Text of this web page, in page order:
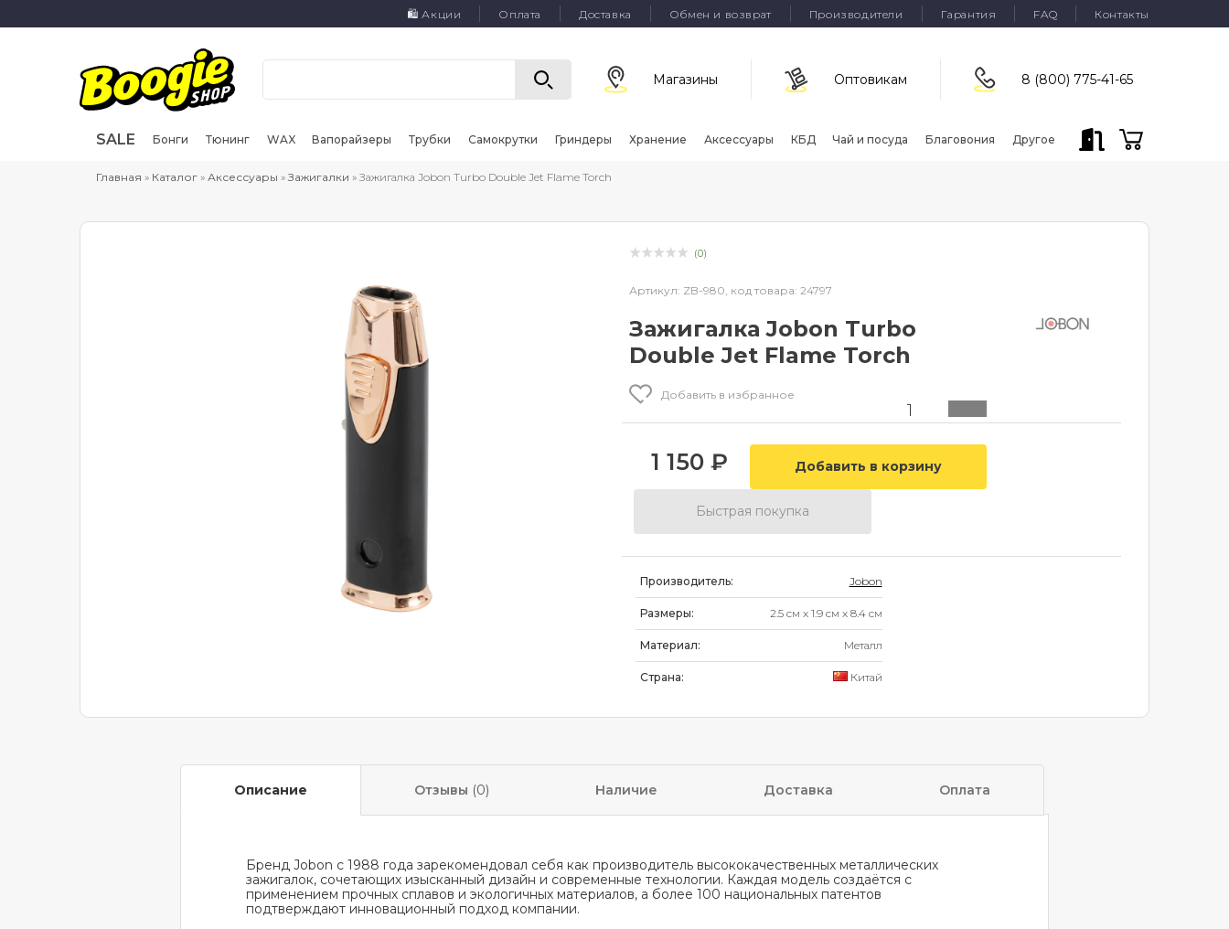
🛍 Акции Оплата Доставка Обмен и возврат Производители Гарантия FAQ Контакты
Магазины Оптовикам 8 (800) 775-41-65
SALE Бонги Тюнинг WAX Вапорайзеры Трубки Самокрутки Гриндеры Хранение Аксессуары КБД Чай и посуда Благовония Другое
Главная » Каталог » Аксессуары »Зажигалки » Зажигалка Jobon Turbo Double Jet Flame Torch
(0)
Артикул: ZB-980, код товара: 24797
Зажигалка Jobon Turbo
Double Jet Flame Torch
Добавить в избранное
1 150 ₽
Быстрая покупка
Производитель: Jobon
Размеры: 2.5 см x 1.9 см x 8.4 см
Материал: Металл
Страна: Китай
Описание Отзывы (0) Наличие Доставка Оплата
Бренд Jobon с 1988 года зарекомендовал себя как производитель высококачественных металлических
зажигалок, сочетающих изысканный дизайн и современные технологии. Каждая модель создаётся с
применением прочных сплавов и экологичных материалов, а более 100 национальных патентов
подтверждают инновационный подход компании.